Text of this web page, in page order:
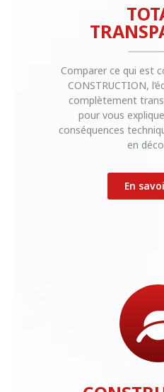
Comparer ce qui est
CONSTRUCTION,
complètement
pour vous
conséquences
en
En